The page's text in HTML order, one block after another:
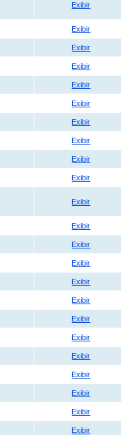
Exibir
Exibir
Exibir
Exibir
Exibir
Exibir
Exibir
Exibir
Exibir
Exibir
Exibir
Exibir
Exibir
Exibir
Exibir
Exibir
Exibir
Exibir
Exibir
Exibir
Exibir
Exibir
Exibir